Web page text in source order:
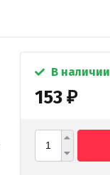
В наличии
153 ₽